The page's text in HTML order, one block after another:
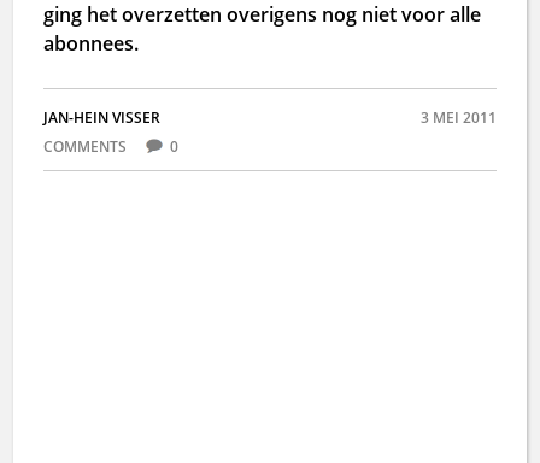
ging het overzetten overigens nog niet voor alle
abonnees.
JAN-HEIN VISSER
3 MEI 2011
COMMENTS
0